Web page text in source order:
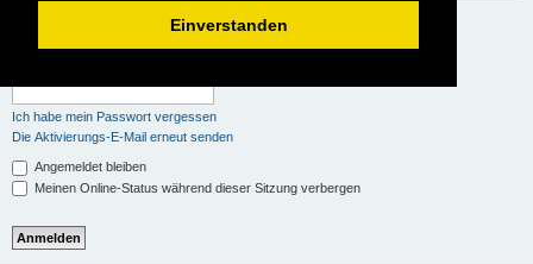
Einverstanden
Ich habe mein Passwort vergessen
Die Aktivierungs-E-Mail erneut senden
Angemeldet bleiben
Meinen Online-Status während dieser Sitzung verbergen